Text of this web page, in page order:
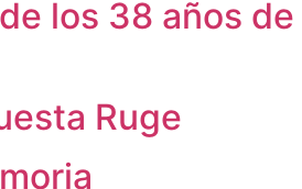
los 38 años
Ruge